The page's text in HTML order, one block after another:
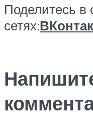
Поделитесь в
сетях: